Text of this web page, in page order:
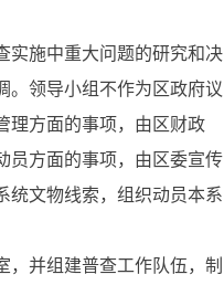
实施中重大问题的研究和决
。领导小组不作为区政府议
理方面的事项，由区财政
员方面的事项，由区委宣传
统文物线索，组织动员本系
并组建普查工作队伍，制